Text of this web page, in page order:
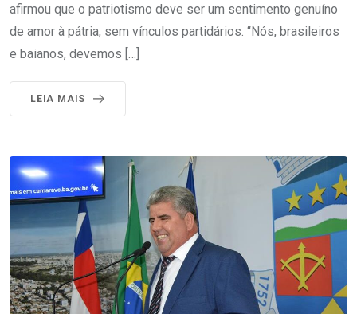
afirmou que o patriotismo deve ser um sentimento genuíno
de amor à pátria, sem vínculos partidários. “Nós, brasileiros
e baianos, devemos […]
LEIA MAIS